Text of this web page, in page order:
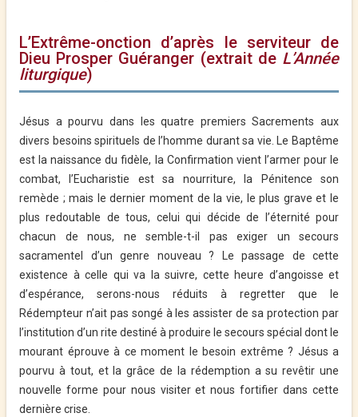
L’Extrême-onction d’après le serviteur de
Dieu Prosper Guéranger (extrait de L’Année
liturgique)
Jésus a pourvu dans les quatre premiers Sacrements aux
divers besoins spirituels de l’homme durant sa vie. Le Baptême
est la naissance du fidèle, la Confirmation vient l’armer pour le
combat, l’Eucharistie est sa nourriture, la Pénitence son
remède ; mais le dernier moment de la vie, le plus grave et le
plus redoutable de tous, celui qui décide de l’éternité pour
chacun de nous, ne semble-t-il pas exiger un secours
sacramentel d’un genre nouveau ? Le passage de cette
existence à celle qui va la suivre, cette heure d’angoisse et
d’espérance, serons-nous réduits à regretter que le
Rédempteur n’ait pas songé à les assister de sa protection par
l’institution d’un rite destiné à produire le secours spécial dont le
mourant éprouve à ce moment le besoin extrême ? Jésus a
pourvu à tout, et la grâce de la rédemption a su revêtir une
nouvelle forme pour nous visiter et nous fortifier dans cette
dernière crise.